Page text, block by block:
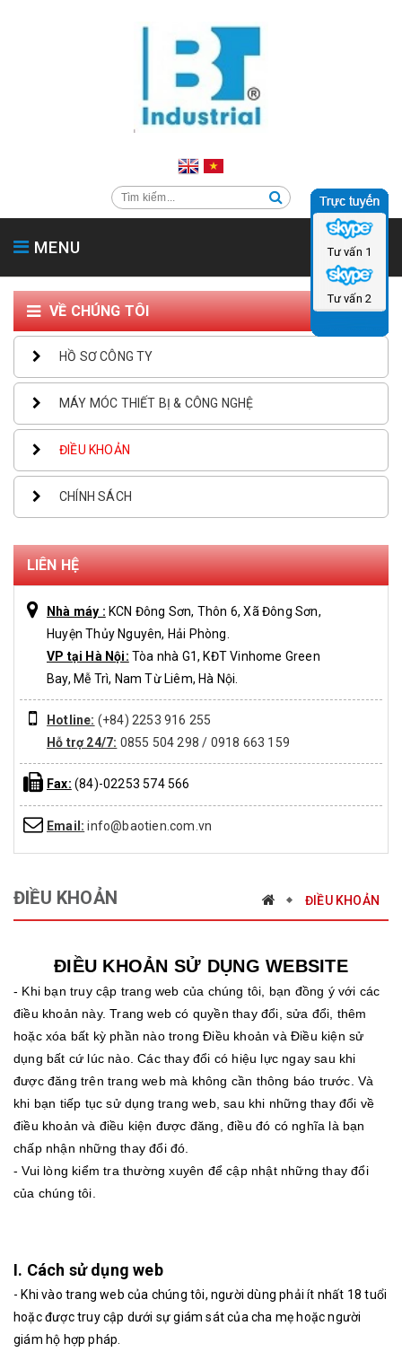
MENU
TRANG CHỦ GIỚI THIỆU SẢN PHẨM
SẢN PHẨM PHỤ TRỢ
HỖ TRỢ & TIN TỨC
LIÊN HỆ
VỀ CHÚNG TÔI
HỒ SƠ CÔNG TY
MÁY MÓC THIẾT BỊ & CÔNG NGHỆ
ĐIỀU KHOẢN
CHÍNH SÁCH
LIÊN HỆ
Nhà máy : KCN Đông Sơn, Thôn 6, Xã Đông Sơn,
Huyện Thủy Nguyên, Hải Phòng.
VP tại Hà Nội: Tòa nhà G1, KĐT Vinhome Green
Bay, Mễ Trì, Nam Từ Liêm, Hà Nội.
Hotline: (+84) 2253 916 255
Hỗ trợ 24/7: 0855 504 298 / 0918 663 159
Fax: (84)-02253 574 566
Email: info@baotien.com.vn
ĐIỀU KHOẢN ĐIỀU KHOẢN
ĐIỀU KHOẢN SỬ DỤNG WEBSITE
- Khi bạn truy cập trang web của chúng tôi, bạn đồng ý với các
điều khoản này.Trang web có quyền thay đổi, sửa đổi, thêm
hoặc xóa bất kỳ phần nào trong Điều khoản và Điều kiện sử
dụng bất cứ lúc nào. Các thay đổi có hiệu lực ngay sau khi
được đăng trên trang web mà không cần thông báo trước. Và
khi bạn tiếp tục sử dụng trang web, sau khi những thay đổi về
điều khoản và điều kiện được đăng, điều đó có nghĩa là bạn
chấp nhận những thay đổi đó.
- Vui lòng kiểm tra thường xuyên để cập nhật những thay đổi
của chúng tôi.
I. Cách sử dụng web
- Khi vào trang web của chúng tôi, người dùng phải ít nhất 18 tuổi
hoặc được truy cập dưới sự giám sát của cha mẹ hoặc người
giám hộ hợp pháp.
Tư vấn 1
Tư vấn 2